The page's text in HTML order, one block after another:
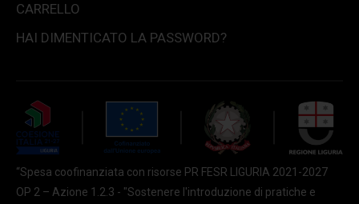
CARRELLO
HAI DIMENTICATO LA PASSWORD?
“Spesa coofinanziata con risorse PR FESR LIGURIA 2021-2027
OP 2 – Azione 1.2.3 - "Sostenere l'introduzione di pratiche e